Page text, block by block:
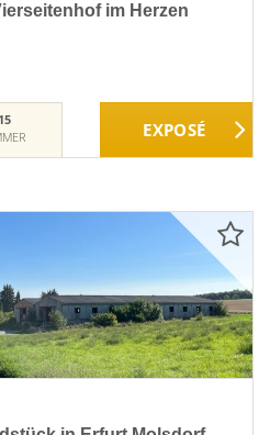
im Herzen
15